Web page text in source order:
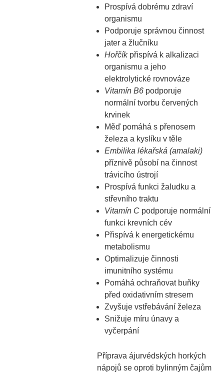
Prospívá dobrému zdraví
organismu
Podporuje správnou činnost
jater a žlučníku
Hořčíkpřispívá k alkalizaci
organismu a jeho
elektrolytické rovnováze
Vitamín B6podporuje
normální tvorbu červených
krvinek
Měď pomáhá s přenosem
železa a kyslíku v těle
Embilika lékařská (amalaki)
příznivě působí na činnost
trávicího ústrojí
Prospívá funkci žaludku a
střevního traktu
Vitamín Cpodporuje normální
funkci krevních cév
Přispívá k energetickému
metabolismu
Optimalizuje činnosti
imunitního systému
Pomáhá ochraňovat buňky
před oxidativním stresem
Zvyšuje vstřebávání železa
Snižuje míru únavy a
vyčerpání
Příprava ájurvédských horkých
nápojů se oproti bylinným čajům